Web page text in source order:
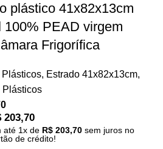
plástico 41x82x13cm
100% PEAD virgem
Frigorífica
Plásticos, Estrado 41x82x13cm,
Plásticos
203,70
até 1x de R$ 203,70 sem juros no
de crédito!